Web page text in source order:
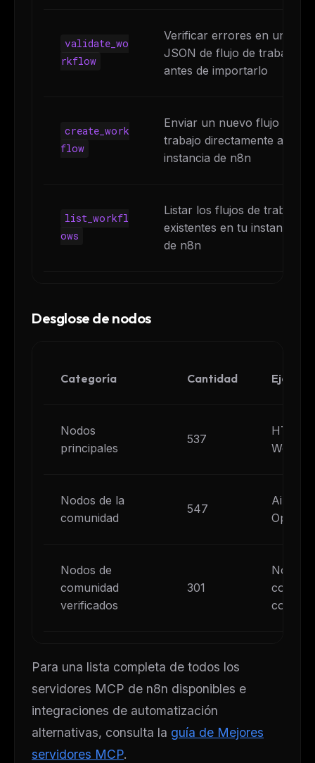
validate_wo
rkflow
Verificar errores en un
JSON de flujo de trabajo
antes de importarlo
create_work
flow
Enviar un nuevo flujo de
trabajo directamente a tu
instancia de n8n
list_workfl
ows
Listar los flujos de trabajo
existentes en tu instancia
de n8n
Desglose de nodos
Categoría Cantidad
Nodos
principales
537
HTTP
Nodos de la
comunidad
547
Nodos de
comunidad
verificados
301
Nodos
como
Para una lista completa de todos los
servidores MCP de n8n disponibles e
integraciones de automatización
alternativas, consulta la guía de Mejores
servidores MCP.